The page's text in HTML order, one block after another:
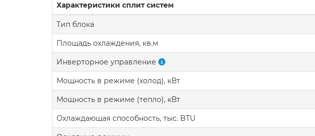
Характеристики сплит систем
Тип блока
Площадь охлаждения, кв.м
Инверторное управление
Мощность в режиме (холод), кВт
Мощность в режиме (тепло), кВт
Охлаждающая способность, тыс. BTU